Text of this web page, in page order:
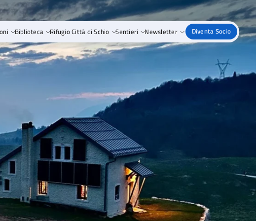
Biblioteca Rifugio Città di Schio Sentieri Newsletter Diventa Socio